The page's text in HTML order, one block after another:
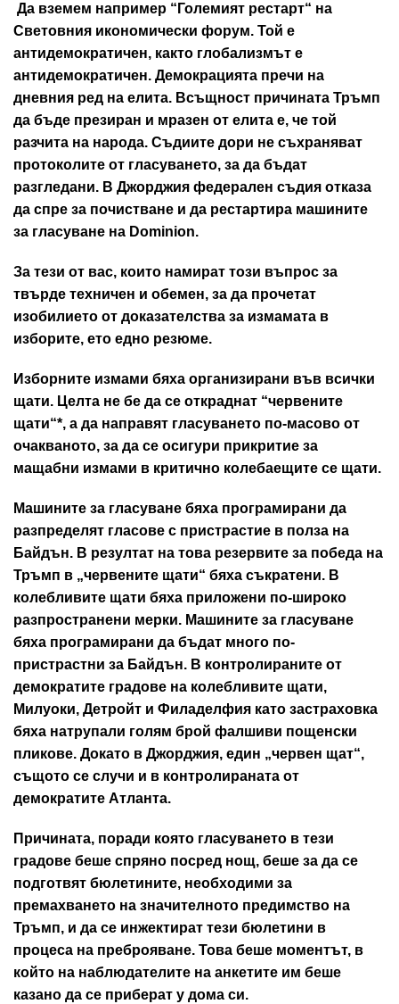
Да вземем например “Големият рестарт“ на
Световния икономически форум. Той е
антидемократичен, както глобализмът е
антидемократичен. Демокрацията пречи на
дневния ред на елита. Всъщност причината Тръмп
да бъде презиран и мразен от елита е, че той
разчита на народа. Съдиите дори не съхраняват
протоколите от гласуването, за да бъдат
разгледани. В Джорджия федерален съдия отказа
да спре за почистване и да рестартира машините
за гласуване на Dominion.
За тези от вас, които намират този въпрос за
твърде техничен и обемен, за да прочетат
изобилието от доказателства за измамата в
изборите, ето едно резюме.
Изборните измами бяха организирани във всички
щати. Целта не бе да се откраднат “червените
щати“*, а да направят гласуването по-масово от
очакваното, за да се осигури прикритие за
мащабни измами в критично колебаещите се щати.
Машините за гласуване бяха програмирани да
разпределят гласове с пристрастие в полза на
Байдън. В резултат на това резервите за победа на
Тръмп в „червените щати“ бяха съкратени. В
колебливите щати бяха приложени по-широко
разпространени мерки. Машините за гласуване
бяха програмирани да бъдат много по-
пристрастни за Байдън. В контролираните от
демократите градове на колебливите щати,
Милуоки, Детройт и Филаделфия като застраховка
бяха натрупали голям брой фалшиви пощенски
пликове. Докато в Джорджия, един „червен щат“,
същото се случи и в контролираната от
демократите Атланта.
Причината, поради която гласуването в тези
градове беше спряно посред нощ, беше за да се
подготвят бюлетините, необходими за
премахването на значителното предимство на
Тръмп, и да се инжектират тези бюлетини в
процеса на преброяване. Това беше моментът, в
който на наблюдателите на анкетите им беше
казано да се приберат у дома си.